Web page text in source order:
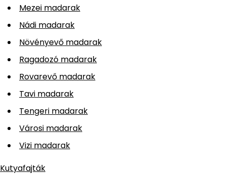
Mezei madarak
Nádi madarak
Növényevő madarak
Ragadozó madarak
Rovarevő madarak
Tavi madarak
Tengeri madarak
Városi madarak
Vizi madarak
Kutyafajták